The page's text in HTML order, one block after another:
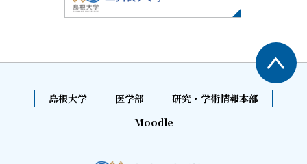
島根大学 医学部
研究・学術情報本部
Moodle